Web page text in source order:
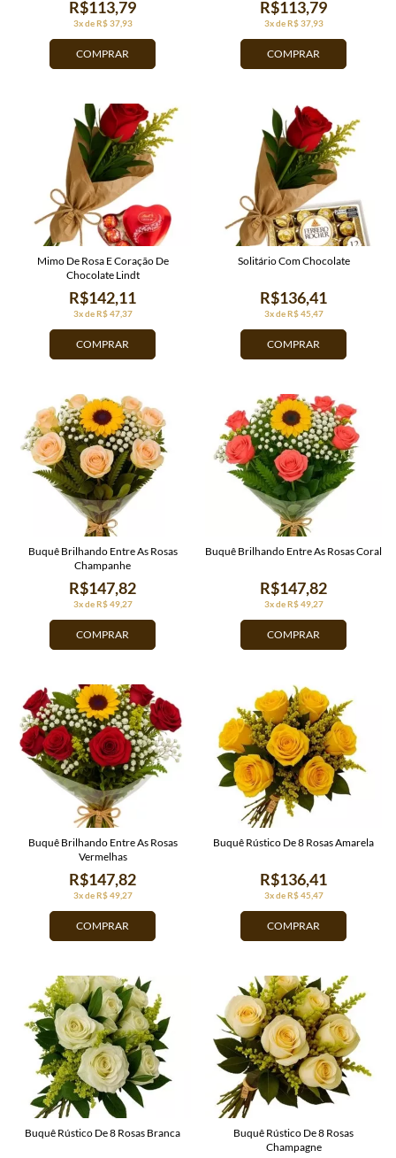
COMPRAR
3x de R$ 37,93
R$113,79
COMPRAR
3x de R$ 37,93
R$113,79
COMPRAR
3x de R$ 47,37
R$142,11
Mimo De Rosa E Coração De
Chocolate Lindt
COMPRAR
3x de R$ 45,47
R$136,41
Solitário Com Chocolate
COMPRAR
3x de R$ 49,27
R$147,82
Buquê Brilhando Entre As Rosas
Champanhe
COMPRAR
3x de R$ 49,27
R$147,82
Buquê Brilhando Entre As Rosas Coral
COMPRAR
3x de R$ 49,27
R$147,82
Buquê Brilhando Entre As Rosas
Vermelhas
COMPRAR
3x de R$ 45,47
R$136,41
Buquê Rústico De 8 Rosas Amarela
Buquê Rústico De 8 Rosas Branca
Buquê Rústico De 8 Rosas
Champagne